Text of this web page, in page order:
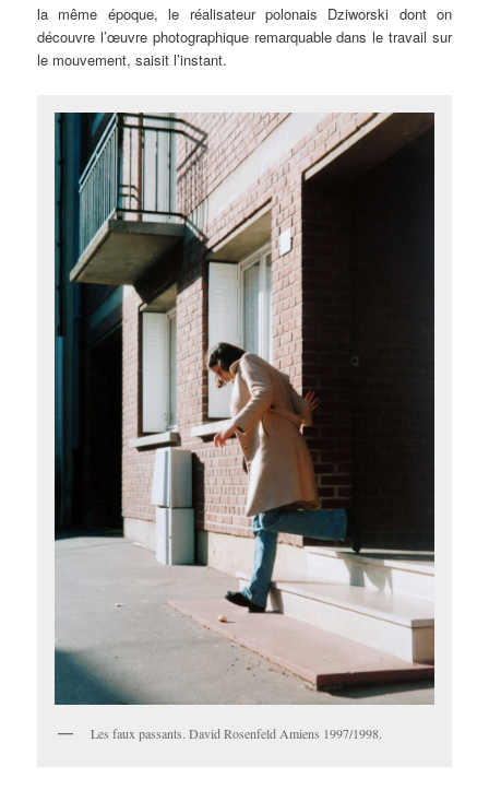
la même époque, le réalisateur polonais Dziworski dont on
découvre l’œuvre photographique remarquable dans le travail sur
le mouvement, saisit l’instant.
Les faux passants. David Rosenfeld Amiens 1997/1998.